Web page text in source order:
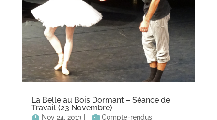
La Belle au Bois Dormant – Séance de
Travail (23 Novembre)
Nov 24, 2013 Compte-rendus